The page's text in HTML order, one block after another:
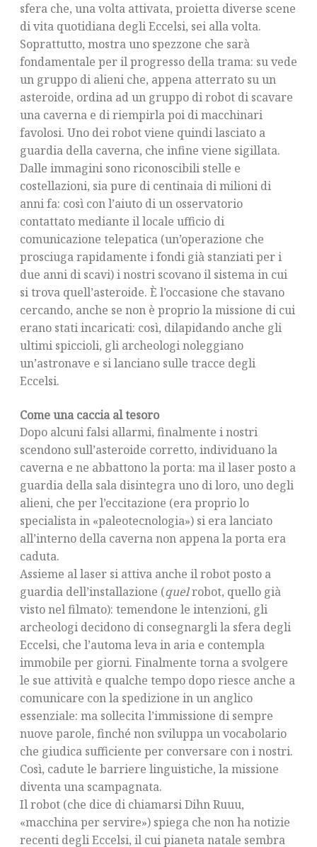
sfera che, una volta attivata, proietta diverse scene
di vita quotidiana degli Eccelsi, sei alla volta.
Soprattutto, mostra uno spezzone che sarà
fondamentale per il progresso della trama: su vede
un gruppo di alieni che, appena atterrato su un
asteroide, ordina ad un gruppo di robot di scavare
una caverna e di riempirla poi di macchinari
favolosi. Uno dei robot viene quindi lasciato a
guardia della caverna, che infine viene sigillata.
Dalle immagini sono riconoscibili stelle e
costellazioni, sia pure di centinaia di milioni di
anni fa: così con l’aiuto di un osservatorio
contattato mediante il locale ufficio di
comunicazione telepatica (un’operazione che
prosciuga rapidamente i fondi già stanziati per i
due anni di scavi) i nostri scovano il sistema in cui
si trova quell’asteroide. È l’occasione che stavano
cercando, anche se non è proprio la missione di cui
erano stati incaricati: così, dilapidando anche gli
ultimi spiccioli, gli archeologi noleggiano
un’astronave e si lanciano sulle tracce degli
Eccelsi.
Come una caccia al tesoro
Dopo alcuni falsi allarmi, finalmente i nostri
scendono sull’asteroide corretto, individuano la
caverna e ne abbattono la porta: ma il laser posto a
guardia della sala disintegra uno di loro, uno degli
alieni, che per l’eccitazione (era proprio lo
specialista in «paleotecnologia») si era lanciato
all’interno della caverna non appena la porta era
caduta.
Assieme al laser si attiva anche il robot posto a
guardia dell’installazione (quelrobot, quello già
visto nel filmato): temendone le intenzioni, gli
archeologi decidono di consegnargli la sfera degli
Eccelsi, che l’automa leva in aria e contempla
immobile per giorni. Finalmente torna a svolgere
le sue attività e qualche tempo dopo riesce anche a
comunicare con la spedizione in un anglico
essenziale: ma sollecita l’immissione di sempre
nuove parole, finché non sviluppa un vocabolario
che giudica sufficiente per conversare con i nostri.
Così, cadute le barriere linguistiche, la missione
diventa una scampagnata.
Il robot (che dice di chiamarsi Dihn Ruuu,
«macchina per servire») spiega che non ha notizie
recenti degli Eccelsi, il cui pianeta natale sembra